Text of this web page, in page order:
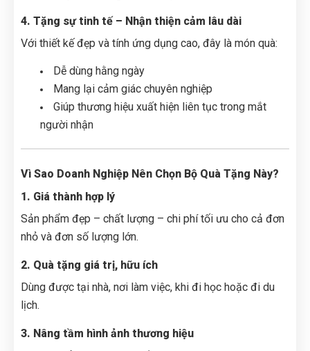
4. Tặng sự tinh tế – Nhận thiện cảm lâu dài
Với thiết kế đẹp và tính ứng dụng cao, đây là món quà:
Dễ dùng hằng ngày
Mang lại cảm giác chuyên nghiệp
Giúp thương hiệu xuất hiện liên tục trong mắt
người nhận
Vì Sao Doanh Nghiệp Nên Chọn Bộ Quà Tặng Này?
1. Giá thành hợp lý
Sản phẩm đẹp – chất lượng – chi phí tối ưu cho cả đơn
nhỏ và đơn số lượng lớn.
2. Quà tặng giá trị, hữu ích
Dùng được tại nhà, nơi làm việc, khi đi học hoặc đi du
lịch.
3. Nâng tầm hình ảnh thương hiệu